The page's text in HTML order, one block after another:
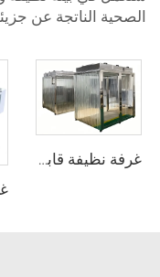
الصحية الناتجة عن
غرفة نظيفة قابلة للنقل بجدران ناعمة من البولي فينيل كلوريد (PVC) ذات تصميم وحداتي مسبقة الصنع